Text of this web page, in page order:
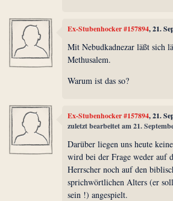
Ex-Stubenhocker #157894, 21.
Mit Nebudkadnezar läßt sich
Methusalem.
Warum ist das so?
Ex-Stubenhocker #157894, 21.
zuletzt bearbeitet am 21.
Darüber liegen uns heute
wird bei der Frage weder auf
Herrscher noch auf den
sprichwörtlichen Alters (er
sein !) angespielt.